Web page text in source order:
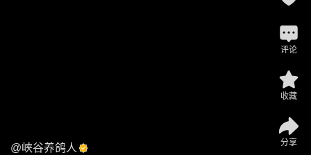
@峡谷养鸽人
评论
收藏
分享